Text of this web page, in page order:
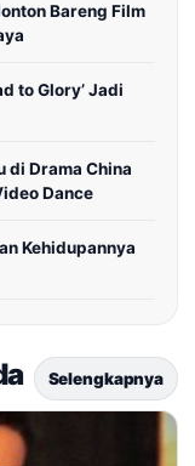
Bareng Film
to Glory’ Jadi
di Drama China
Dance
Kehidupannya
Selengkapnya